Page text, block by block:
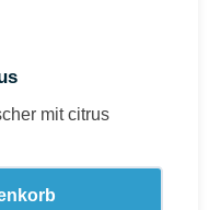
mit citrus